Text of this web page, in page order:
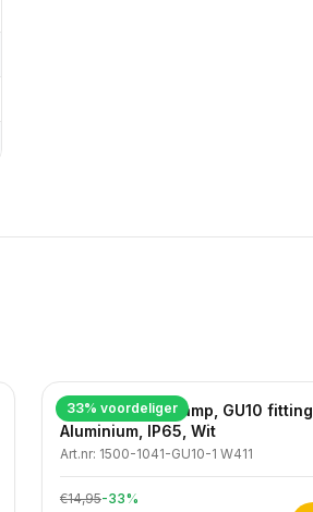
33% voordeliger
Moderne wandlamp, GU10 fitting,
Aluminium, IP65, Wit
Art.nr: 1500-1041-GU10-1 W411
€14,95-33%